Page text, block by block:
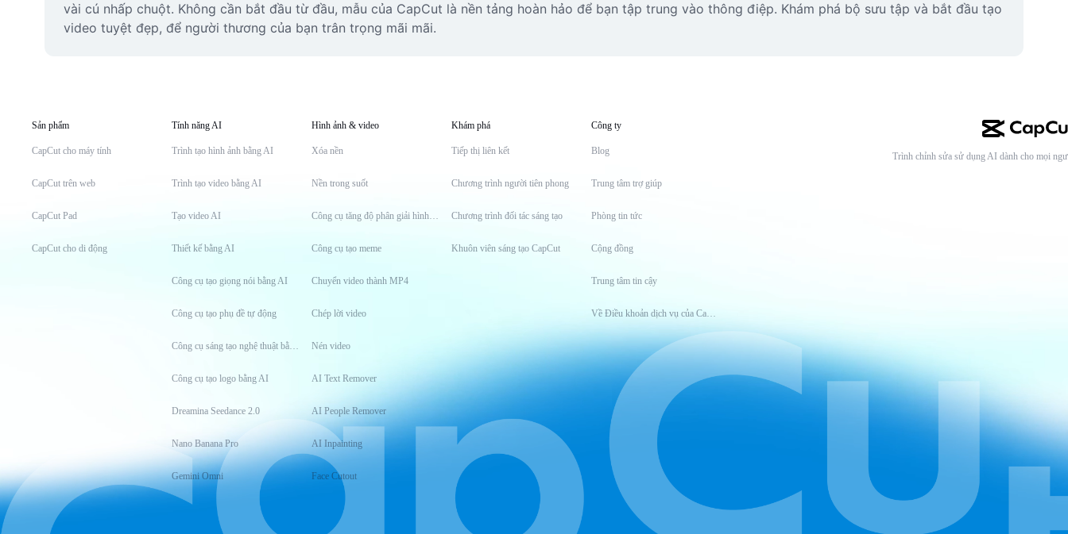
vài cú nhấp chuột. Không cần bắt đầu từ đầu, mẫu của CapCut là nền tảng hoàn hảo để bạn tập trung vào thông điệp. Khám phá bộ sưu tập và bắt đầu tạo
video tuyệt đẹp, để người thương của bạn trân trọng mãi mãi.
Sản phẩm
CapCut cho máy tính
CapCut trên web
CapCut Pad
CapCut cho di động
Tính năng AI
Trình tạo hình ảnh bằng AI
Trình tạo video bằng AI
Tạo video AI
Thiết kế bằng AI
Công cụ tạo giọng nói bằng AI
Công cụ tạo phụ đề tự động
Công cụ sáng tạo nghệ thuật bằng AI
Công cụ tạo logo bằng AI
Dreamina Seedance 2.0
Nano Banana Pro
Gemini Omni
Hình ảnh & video
Xóa nền
Nền trong suốt
Công cụ tăng độ phân giải hình ảnh
Công cụ tạo meme
Chuyển video thành MP4
Chép lời video
Nén video
AI Text Remover
AI People Remover
AI Inpainting
Face Cutout
Khám phá
Tiếp thị liên kết
Chương trình người tiên phong
Chương trình đối tác sáng tạo
Khuôn viên sáng tạo CapCut
Công ty
Blog
Trung tâm trợ giúp
Phòng tin tức
Cộng đồng
Trung tâm tin cậy
Về Điều khoản dịch vụ của CapCut
Trình chỉnh sửa sử dụng AI dành cho mọi